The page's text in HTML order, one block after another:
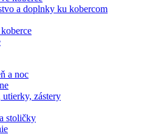
a doplnky ku kobercom
a noc
utierky, zástery
stoličky